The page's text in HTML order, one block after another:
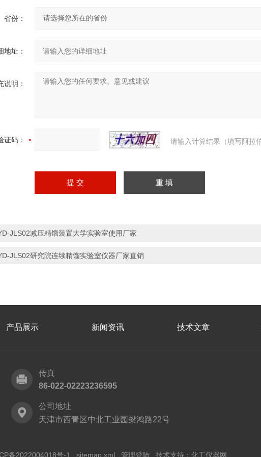
省份：
地址：
说明：
证码： 请输入计算结果（填写阿拉
JLS02减压精馏装置大学实验室使用厂家
JLS02研究院连续精馏实验室仪器厂家直销
产品展示 新闻资讯 技术文章
传真
86-022-02223236595
公司地址
天津市西青区中北工业园梁鸿路22号
备2022004018号-1 sitemap.xml 管理登陆 技术支持： 化工仪器网